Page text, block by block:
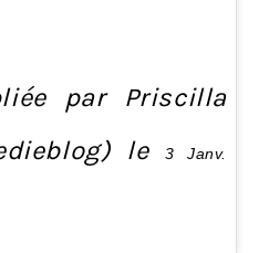
par Priscilla
le
3 Janv.